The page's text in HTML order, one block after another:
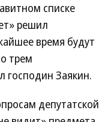
списке
решил
время будут
трем
господин Заякин.
депутатской